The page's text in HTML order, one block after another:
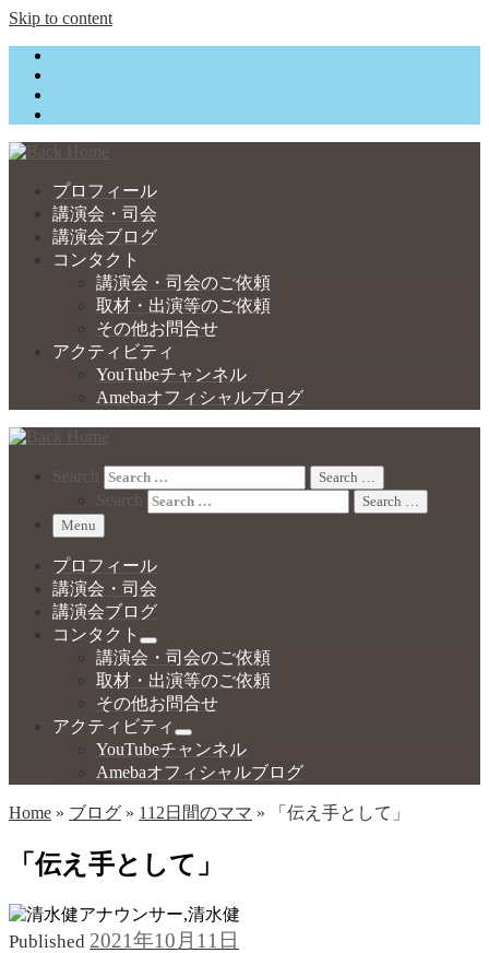
Skip to content
プロフィール
講演会・司会
講演会ブログ
コンタクト
講演会・司会のご依頼
取材・出演等のご依頼
その他お問合せ
アクティビティ
YouTubeチャンネル
Amebaオフィシャルブログ
Search Search …
Search
Search …
Menu
プロフィール
講演会・司会
講演会ブログ
コンタクト
講演会・司会のご依頼
取材・出演等のご依頼
その他お問合せ
アクティビティ
YouTubeチャンネル
Amebaオフィシャルブログ
Home » ブログ » 112日間のママ » 「伝え手として」
「伝え手として」
Published 2021年10月11日